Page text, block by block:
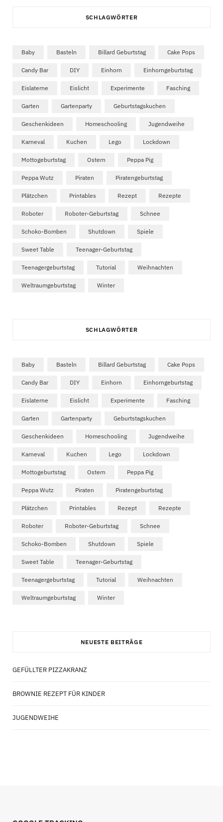
SCHLAGWÖRTER
Baby Basteln Billard Geburtstag Cake Pops
Candy Bar DIY Einhorn Einhorngeburtstag
Eislaterne Eislicht Experimente Fasching
Garten Gartenparty Geburtstagskuchen
Geschenkideen Homeschooling Jugendweihe
Karneval Kuchen Lego Lockdown
Mottogeburtstag Ostern Peppa Pig
Peppa Wutz Piraten Piratengeburtstag
Plätzchen Printables Rezept Rezepte
Roboter Roboter-Geburtstag Schnee
Schoko-Bomben Shutdown Spiele
Sweet Table Teenager-Geburtstag
Teenagergeburtstag Tutorial Weihnachten
Weltraumgeburtstag Winter
SCHLAGWÖRTER
Baby Basteln Billard Geburtstag Cake Pops
Candy Bar DIY Einhorn Einhorngeburtstag
Eislaterne Eislicht Experimente Fasching
Garten Gartenparty Geburtstagskuchen
Geschenkideen Homeschooling Jugendweihe
Karneval Kuchen Lego Lockdown
Mottogeburtstag Ostern Peppa Pig
Peppa Wutz Piraten Piratengeburtstag
Plätzchen Printables Rezept Rezepte
Roboter Roboter-Geburtstag Schnee
Schoko-Bomben Shutdown Spiele
Sweet Table Teenager-Geburtstag
Teenagergeburtstag Tutorial Weihnachten
Weltraumgeburtstag Winter
NEUESTE BEITRÄGE
GEFÜLLTER PIZZAKRANZ
BROWNIE REZEPT FÜR KINDER
JUGENDWEIHE